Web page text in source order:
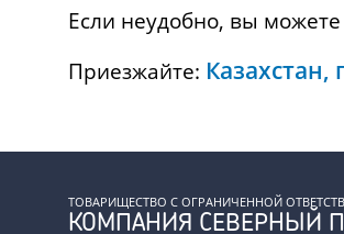
Если неудобно, вы можете
Приезжайте:
ТОВАРИЩЕСТВО С ОГРАНИЧЕННОЙ
КОМПАНИЯ СЕВЕРНЫЙ